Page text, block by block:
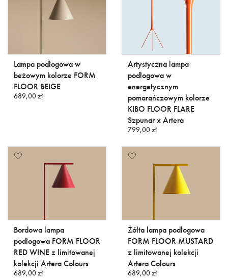
Lampa podłogowa w
beżowym kolorze FORM
FLOOR BEIGE
689,00 zł
Artystyczna lampa
podłogowa w
energetycznym
pomarańczowym kolorze
KIBO FLOOR FLARE
Szpunar x Artera
799,00 zł
Bordowa lampa
podłogowa FORM FLOOR
RED WINE z limitowanej
kolekcji Artera Colours
689,00 zł
Żółta lampa podłogowa
FORM FLOOR MUSTARD
z limitowanej kolekcji
Artera Colours
689,00 zł